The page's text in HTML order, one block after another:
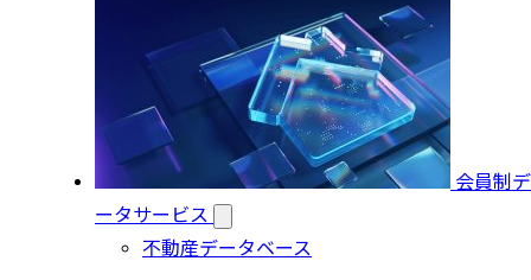
会員制デ
ータサービス
不動産データベース